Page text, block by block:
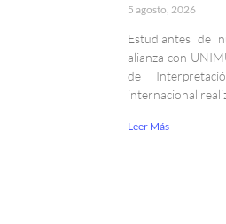
5 agosto, 2026
Estudiantes de
alianza con
de
internacional
Leer Más